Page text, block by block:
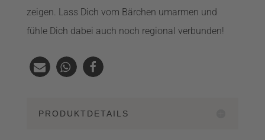
zeigen. Lass Dich vom Bärchen umarmen und
fühle Dich dabei auch noch regional verbunden!
PRODUKTDETAILS